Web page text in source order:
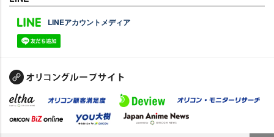
LINEアカウントメディア